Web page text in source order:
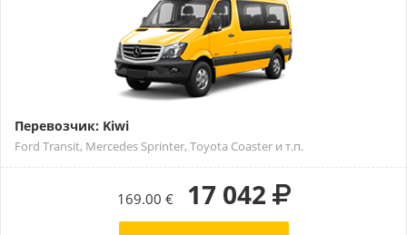
Перевозчик: Kiwi
Ford Transit, Mercedes Sprinter, Toyota Coaster и т.п.
169.00 € 17 042